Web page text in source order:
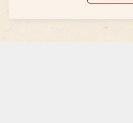
Цена от: